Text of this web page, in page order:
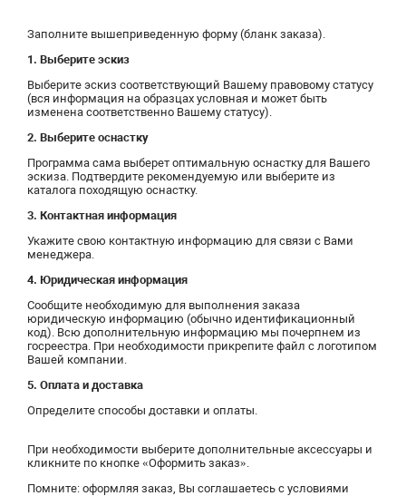
Заполните вышеприведенную форму (бланк заказа).
1. Выберите эскиз
Выберите эскиз соответствующий Вашему правовому статусу
(вся информация на образцах условная и может быть
изменена соответственно Вашему статусу).
2. Выберите оснастку
Программа сама выберет оптимальную оснастку для Вашего
эскиза. Подтвердите рекомендуемую или выберите из
каталога походящую оснастку.
3. Контактная информация
Укажите свою контактную информацию для связи с Вами
менеджера.
4. Юридическая информация
Сообщите необходимую для выполнения заказа
юридическую информацию (обычно идентификационный
код). Всю дополнительную информацию мы почерпнем из
госреестра. При необходимости прикрепите файл с логотипом
Вашей компании.
5. Оплата и доставка
Определите способы доставки и оплаты.
При необходимости выберите дополнительные аксессуары и
кликните по кнопке «Оформить заказ».
Помните: оформляя заказ, Вы соглашаетесь с условиями